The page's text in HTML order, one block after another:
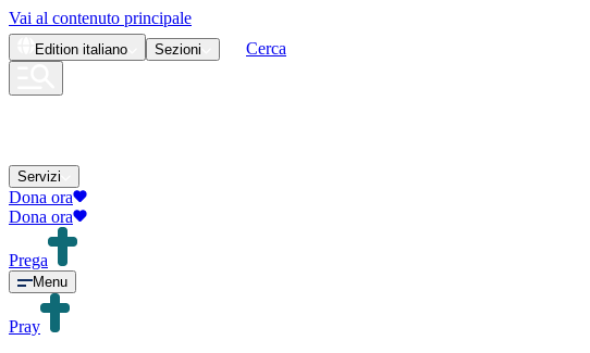
Vai al contenuto principale
Edition italiano Sezioni Cerca
Servizi
Dona ora
Dona ora
Prega
Menu
Pray